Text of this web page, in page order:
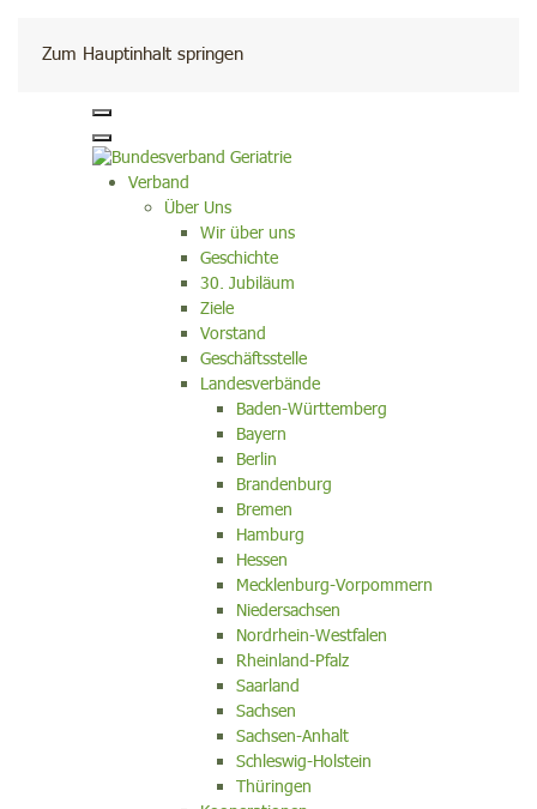
Zum Hauptinhalt springen
Kontakt
Verband
Über Uns
Wir über uns
Geschichte
30. Jubiläum
Ziele
Vorstand
Geschäftsstelle
Landesverbände
Baden-Württemberg
Bayern
Berlin
Brandenburg
Bremen
Hamburg
Hessen
Mecklenburg-Vorpommern
Niedersachsen
Nordrhein-Westfalen
Rheinland-Pfalz
Saarland
Sachsen
Sachsen-Anhalt
Schleswig-Holstein
Thüringen